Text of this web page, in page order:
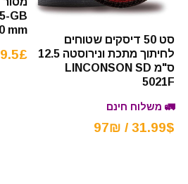
סט 50 דיסקים שטוחים
לחיתוך מתכת ונירוסטה 12.5
ס"מ LINCONSON SD
5021F
🚛 משלוח חינם
31.99$ / 97₪
GB
mm
/ 490₪